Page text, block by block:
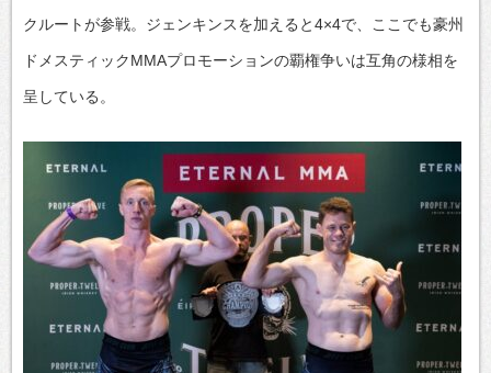
クルートが参戦。ジェンキンスを加えると4×4で、ここでも豪州
ドメスティックMMAプロモーションの覇権争いは互角の様相を
呈している。